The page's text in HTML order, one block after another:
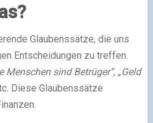
Glaubenssätze, die uns
Entscheidungen zu treffen.
Menschen sind Betrüger“, „Geld
Diese Glaubenssätze